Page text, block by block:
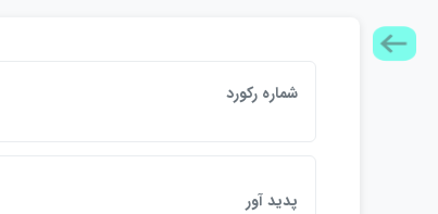
شماره ركورد
پديد آور